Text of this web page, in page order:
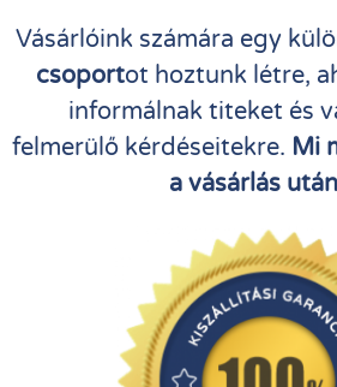
Vásárlóink számára egy
csoportot hoztunk létre,
informálnak titeket és
felmerülő kérdéseitekre. Mi
a vásárlás